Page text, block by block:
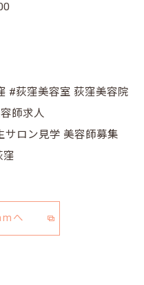
#荻窪美容室 荻窪美容院
師求人
サロン見学 美容師募集
窪
へ